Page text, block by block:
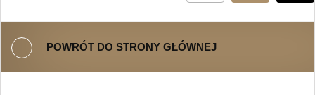
POWRÓT DO STRONY GŁÓWNEJ